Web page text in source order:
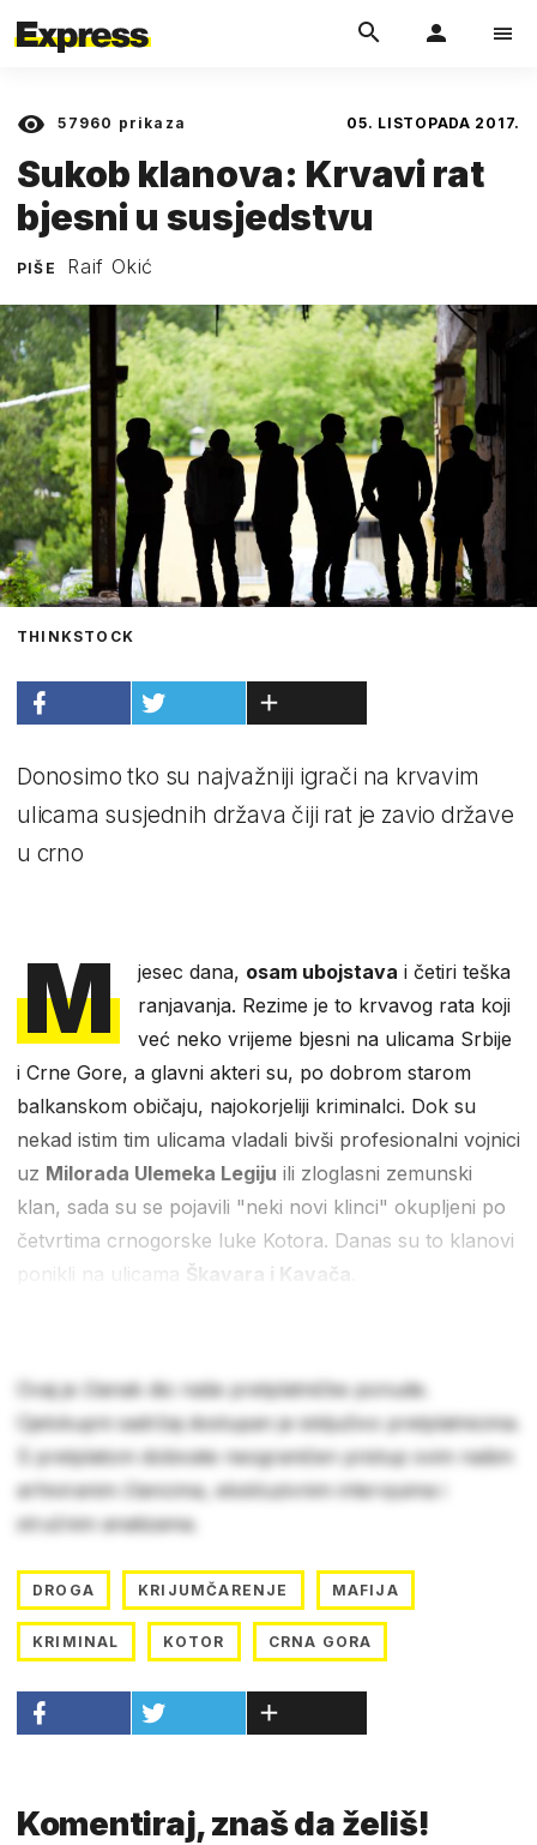
57960 prikaza 05. LISTOPADA 2017.
Sukob klanova: Krvavi rat
bjesni u susjedstvu
PIŠE Raif Okić
THINKSTOCK
Donosimo tko su najvažniji igrači na krvavim
ulicama susjednih država čiji rat je zavio države
u crno
M jesec dana, osam ubojstava i četiri teška
ranjavanja. Rezime je to krvavog rata koji
već neko vrijeme bjesni na ulicama Srbije
i Crne Gore, a glavni akteri su, po dobrom starom
balkanskom običaju, najokorjeliji kriminalci. Dok su
nekad istim tim ulicama vladali bivši profesionalni vojnici
uz Milorada Ulemeka Legiju ili zloglasni zemunski
klan, sada su se pojavili "neki novi klinci" okupljeni po
četvrtima crnogorske luke Kotora. Danas su to klanovi
ponikli na ulicama Škavara i Kavača
Ovaj je članak dio naše pretplatničke ponude.
Cjelokupni sadržaj dostupan je isključivo pretplatnicima.
S pretplatom dobivate neograničen pristup svim našim
arhiviranim člancima, ekskluzivnim intervjuima i
stručnim analizama.
DROGA KRIJUMČARENJE MAFIJA
KRIMINAL KOTOR CRNA GORA
Komentiraj, znaš da želiš!